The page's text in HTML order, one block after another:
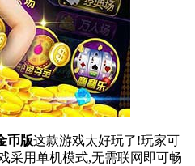
币版这款游戏太好玩了!玩家可
采用单机模式,无需联网即可畅